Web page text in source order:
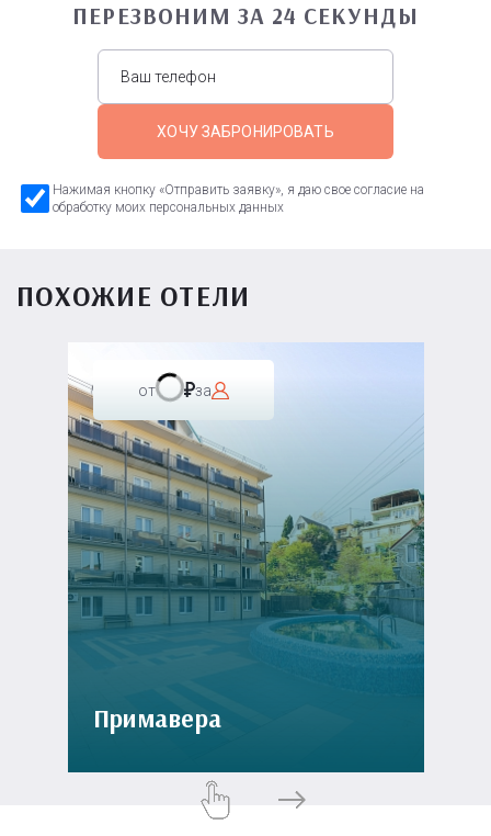
ПЕРЕЗВОНИМ ЗА 24 СЕКУНДЫ
ХОЧУ ЗАБРОНИРОВАТЬ
Нажимая кнопку «Отправить заявку», я даю свое согласие на
обработку моих персональных данных
ПОХОЖИЕ ОТЕЛИ
от за
Примавера